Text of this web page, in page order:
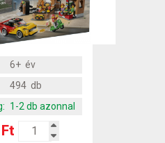
6+ év
494 db
1-2 db azonnal